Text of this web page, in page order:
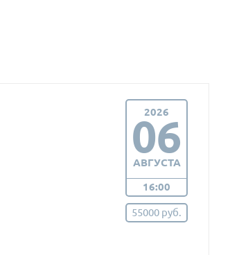
2026
06
АВГУСТА
16:00
55000 руб.